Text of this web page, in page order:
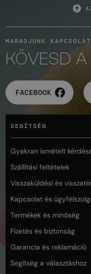
MARADJUNK
KÖVESD
FACEBOOK
SEGÍTSÉG
Gyakran ismételt
Szállítási feltételek
Visszaküldési és
Kapcsolat és
Termékek és minőség
Fizetés és biztonság
Garancia és reklamáció
Segítség a választáshoz